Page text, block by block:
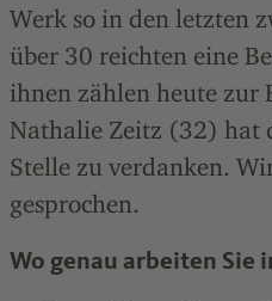
Werk so in den letzten
über 30 reichten eine
ihnen zählen heute zur
Nathalie Zeitz (32) hat
Stelle zu verdanken.
gesprochen.
Wo genau arbeiten Sie